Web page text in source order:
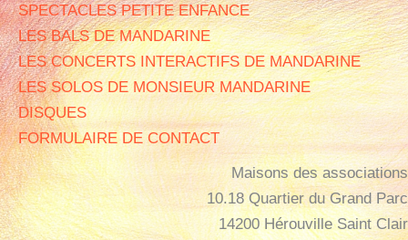
SPECTACLES PETITE ENFANCE
LES BALS DE MANDARINE
LES CONCERTS INTERACTIFS DE MANDARINE
LES SOLOS DE MONSIEUR MANDARINE
DISQUES
FORMULAIRE DE CONTACT
Maisons des associations
10.18 Quartier du Grand Parc
14200 Hérouville Saint Clair